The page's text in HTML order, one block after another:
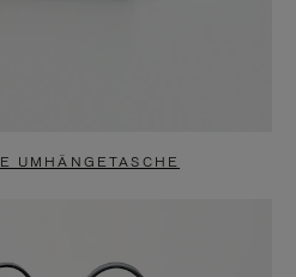
UMHÄNGETASCHE